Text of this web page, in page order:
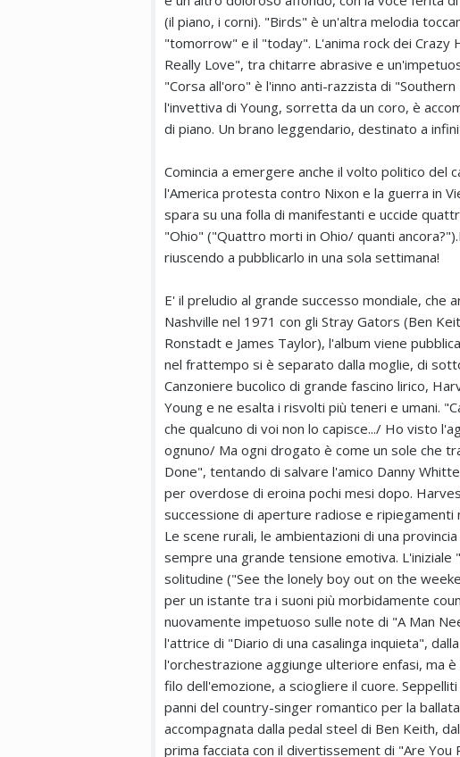
(il piano, i corni). "Birds" è un'altra melodia
"tomorrow" e il "today". L'anima rock dei Crazy
Really Love", tra chitarre abrasive e
"Corsa all'oro" è l'inno anti-razzista di
l'invettiva di Young, sorretta da un coro, è
di piano. Un brano leggendario, destinato a
Comincia a emergere anche il volto politico del
l'America protesta contro Nixon e la guerra in
spara su una folla di manifestanti e uccide
"Ohio" ("Quattro morti in Ohio/ quanti
riuscendo a pubblicarlo in una sola settimana!
E' il preludio al grande successo mondiale, che
Nashville nel 1971 con gli Stray Gators (Ben
Ronstadt e James Taylor), l'album viene
nel frattempo si è separato dalla moglie, di
Canzoniere bucolico di grande fascino lirico,
Young e ne esalta i risvolti più teneri e umani.
che qualcuno di voi non lo capisce.../ Ho visto
ognuno/ Ma ogni drogato è come un sole che
Done", tentando di salvare l'amico Danny
per overdose di eroina pochi mesi dopo.
successione di aperture radiose e ripiegamenti
Le scene rurali, le ambientazioni di una
sempre una grande tensione emotiva. L'iniziale
solitudine ("See the lonely boy out on the
per un istante tra i suoni più morbidamente
nuovamente impetuoso sulle note di "A Man
l'attrice di "Diario di una casalinga inquieta",
l'orchestrazione aggiunge ulteriore enfasi, ma
filo dell'emozione, a sciogliere il cuore.
panni del country-singer romantico per la
accompagnata dalla pedal steel di Ben Keith,
prima facciata con il divertissement di "Are You